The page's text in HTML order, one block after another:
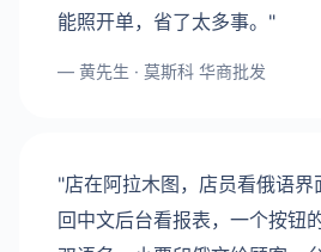
能照开单，省了太多事。"
— 黄先生 · 莫斯科 华商批发
"店在阿拉木图，店员看俄语界
回中文后台看报表，一个按钮